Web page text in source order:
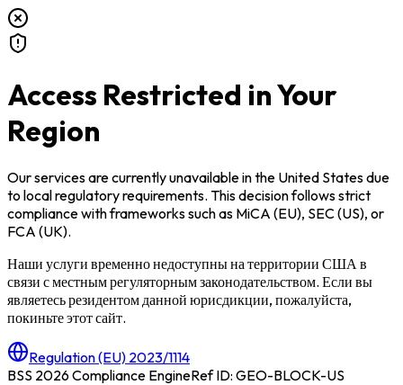
Access Restricted in Your
Region
Our services are currently unavailable inthe United Statesdue
to local regulatory requirements. This decision follows strict
compliance with frameworks such as MiCA (EU), SEC (US), or
FCA (UK).
Наши услуги временно недоступны на территории США в
связи с местным регуляторным законодательством. Если вы
являетесь резидентом данной юрисдикции, пожалуйста,
покиньте этот сайт.
Regulation (EU) 2023/1114
BSS 2026 Compliance EngineRef ID: GEO-BLOCK-US